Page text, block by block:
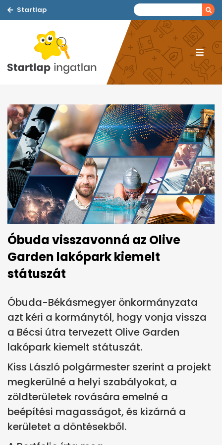
Startlap
Óbuda visszavonná az Olive
Garden lakópark kiemelt
státuszát
Óbuda-Békásmegyer önkormányzata
azt kéri a kormánytól, hogy vonja vissza
a Bécsi útra tervezett Olive Garden
lakópark kiemelt státuszát.
Kiss László polgármester szerint a projekt
megkerülné a helyi szabályokat, a
zöldterületek rovására emelné a
beépítési magasságot, és kizárná a
kerületet a döntésekből.